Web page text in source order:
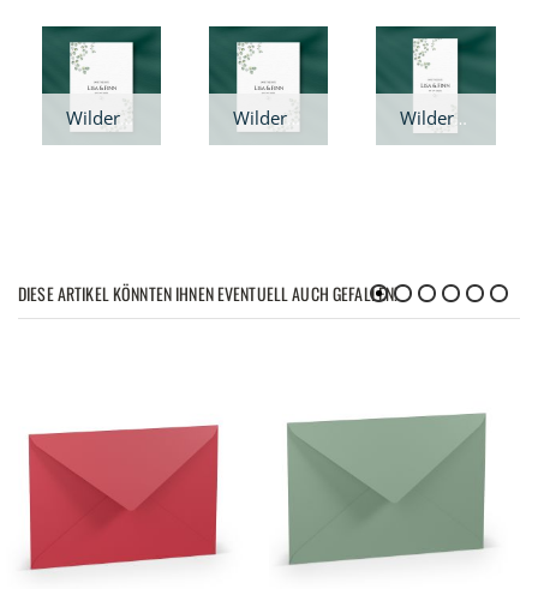
Wilder Eukalyptus - Save the Date Karte A6 Wilder Eukalyptus - Save the Date Karte A5 Wilder Eukalyptus - Save the Date Karte DIN lang
DIESE ARTIKEL KÖNNTEN IHNEN EVENTUELL AUCH GEFALLEN!